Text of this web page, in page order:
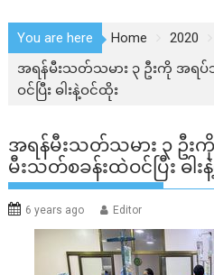
You are here Home 2020
အရန်မီးသတ်သမား ၃ ဦးကို အရ
ဝင်ပြီး ဓါးနဲ့ဝင်ထိုး
အရန်မီးသတ်သမား ၃ ဦး
မီးသတ်စခန်းထဲဝင်ပြီး ဓါး
6 years ago Editor